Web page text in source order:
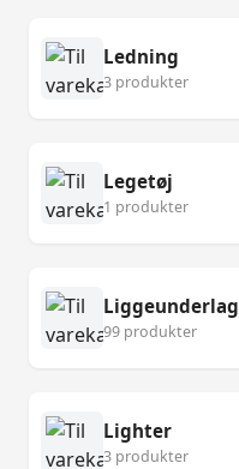
Ledning
3 produkter
Legetøj
1 produkter
Liggeunderlag
99 produkter
Lighter
3 produkter